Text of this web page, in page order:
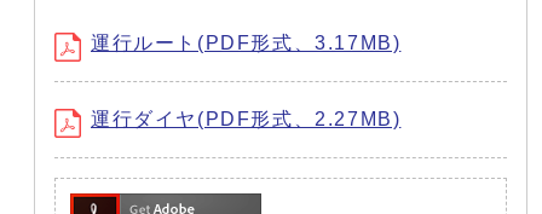
運行ルート(PDF形式、3.17MB)
運行ダイヤ(PDF形式、2.27MB)